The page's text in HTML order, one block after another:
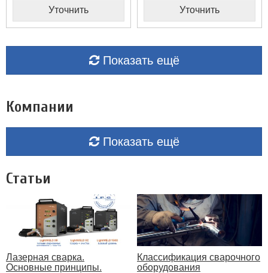
Уточнить Уточнить
Показать ещё
Компании
Показать ещё
Статьи
Лазерная сварка.
Основные принципы.
Классификация сварочного
оборудования